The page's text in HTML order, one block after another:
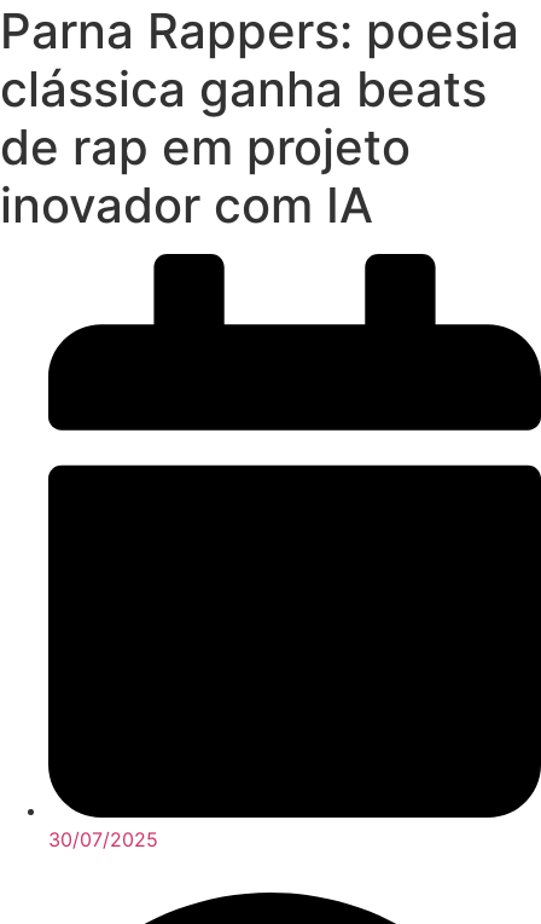
Parna Rappers: poesia
clássica ganha beats
de rap em projeto
inovador com IA
30/07/2025